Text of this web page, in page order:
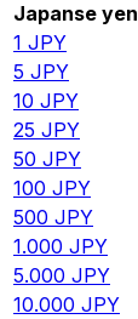
Japanse yen
1 JPY
5 JPY
10 JPY
25 JPY
50 JPY
100 JPY
500 JPY
1.000 JPY
5.000 JPY
10.000 JPY